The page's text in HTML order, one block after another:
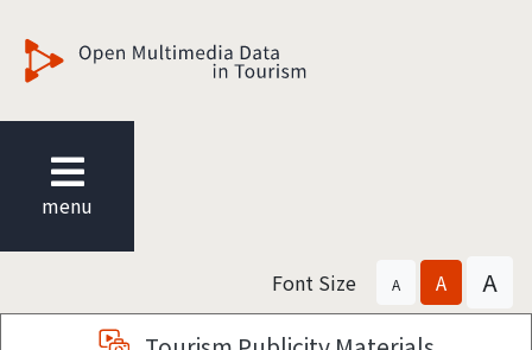
menu
Font Size A A A